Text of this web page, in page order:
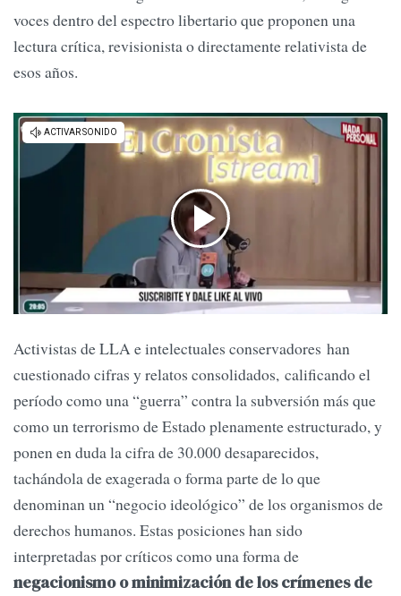
voces dentro del espectro libertario que proponen una
lectura crítica, revisionista o directamente relativista de
esos años.
Activistas de LLA e intelectuales conservadores han
cuestionado cifras y relatos consolidados, calificando el
período como una “guerra” contra la subversión más que
como un terrorismo de Estado plenamente estructurado, y
ponen en duda la cifra de 30.000 desaparecidos,
tachándola de exagerada o forma parte de lo que
denominan un “negocio ideológico” de los organismos de
derechos humanos. Estas posiciones han sido
interpretadas por críticos como una forma de
negacionismo o minimización de los crímenes de